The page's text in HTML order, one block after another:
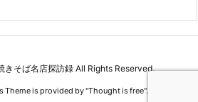
きそば名店探訪録 All Rights Reserved.
Theme is provided by "Thought is free".